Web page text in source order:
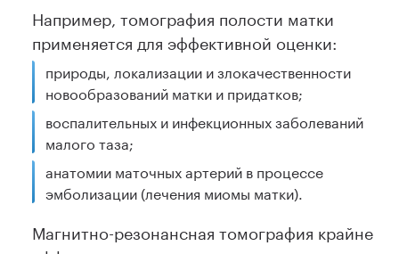
Например, томография полости матки
применяется для эффективной оценки:
природы, локализации и злокачественности
новообразований матки и придатков;
воспалительных и инфекционных заболеваний
малого таза;
анатомии маточных артерий в процессе
эмболизации (лечения миомы матки).
Магнитно-резонансная томография крайне